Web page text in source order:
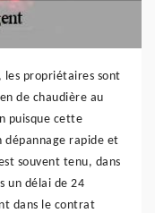
les propriétaires sont
de chaudière au
puisque cette
rapide et
souvent tenu, dans
un délai de 24
dans le contrat